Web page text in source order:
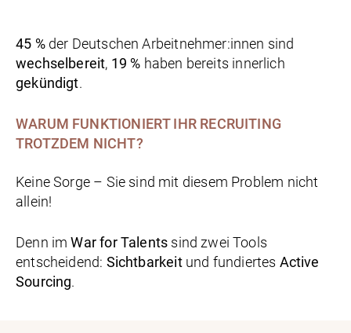
45 %der Deutschen Arbeitnehmer:innen sind
wechselbereit, 19 % haben bereits innerlich
gekündigt.
WARUM FUNKTIONIERT IHR RECRUITING
TROTZDEM NICHT?
Keine Sorge – Sie sind mit diesem Problem nicht
allein!
Denn imWar for Talents sind zwei Tools
entscheidend: Sichtbarkeitund fundiertes Active
Sourcing.